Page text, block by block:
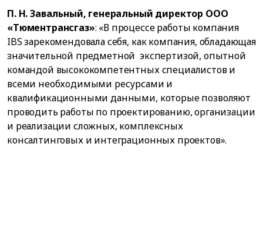
П. Н. Завальный, генеральный директор ООО
«Тюментрансгаз»: «В процессе работы компания
IBS зарекомендовала себя, как компания, обладающая
значительной предметной экспертизой, опытной
командой высококомпетентных специалистов и
всеми необходимыми ресурсами и
квалификационными данными, которые позволяют
проводить работы по проектированию, организации
и реализации сложных, комплексных
консалтинговых и интеграционных проектов».